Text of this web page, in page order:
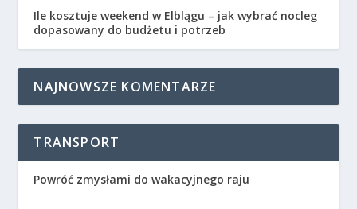
Ile kosztuje weekend w Elblągu – jak wybrać nocleg
dopasowany do budżetu i potrzeb
NAJNOWSZE KOMENTARZE
TRANSPORT
Powróć zmysłami do wakacyjnego raju